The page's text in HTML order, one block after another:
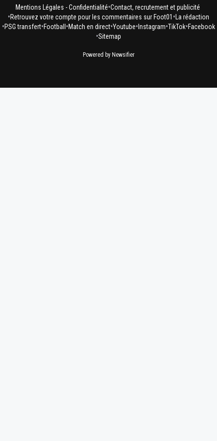
Mentions Légales - Confidentialité•Contact, recrutement et publicité
•Retrouvez votre compte pour les commentaires sur Foot01 • La rédaction
•PSG transfert•Football •Match en direct•Youtube• Instagram•TikTok•Facebook
•Sitemap
Powered by Newsifier